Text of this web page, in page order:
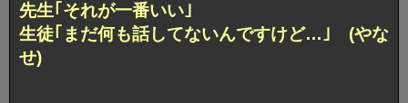
先生｢それが一番いい｣
生徒｢まだ何も話してないんですけど…｣ (やな
せ)